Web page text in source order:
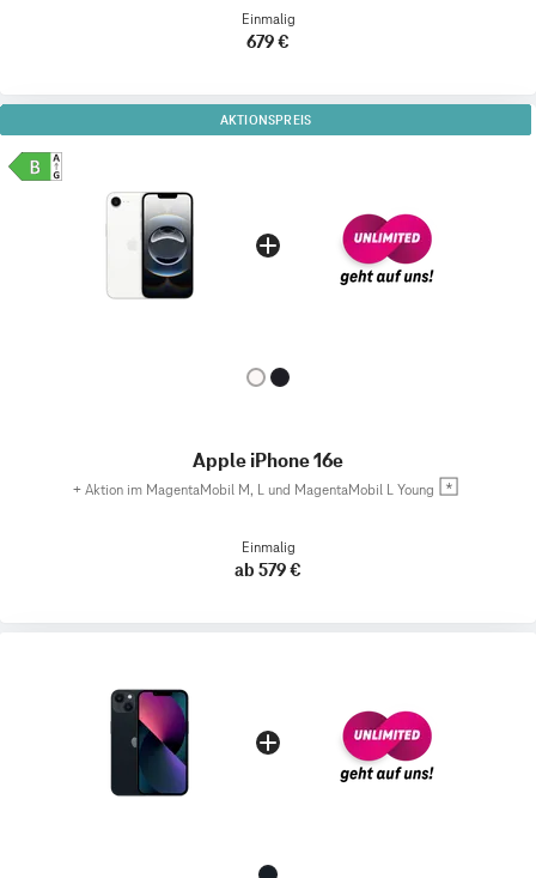
Einmalig
679 €
AKTIONSPREIS
Apple iPhone 16e
+ Aktion im MagentaMobil M, L und MagentaMobil L Young
Einmalig
ab 579 €